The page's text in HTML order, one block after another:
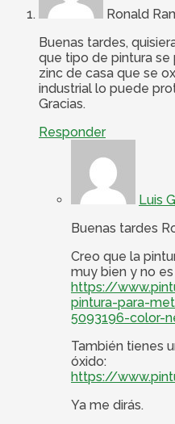
Ronald
Buenas tardes,
que tipo de pintura se
zinc de casa que se
industrial lo puede
Gracias.
Responder
Luis
Buenas tardes
Creo que la
muy bien y no es
https://
pintura-para-
5093196-color-
También tienes
óxido:
https://
Ya me dirás.